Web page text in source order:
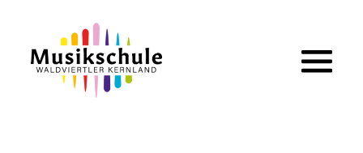
springen